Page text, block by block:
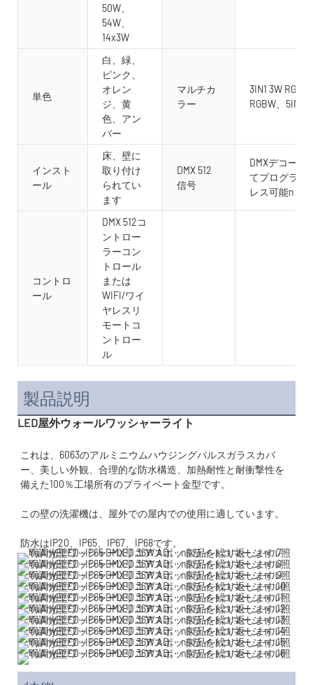
50W、
54W、
14x3W
単色
白、緑、
ピンク、
オレン
ジ、黄
色、アン
バー
マルチカ
ラー
3IN1 3W RGB
RGBW、5IN1
インスト
ール
床、壁に
取り付け
られてい
ます
DMX 512
信号
DMXデコーダ
てプログラム
レス可能n
コントロ
ール
DMX 512コ
ントロー
ラーコン
トロール
または
WIFI/ワイ
ヤレスリ
モートコ
ントロー
ル
製品説明
LED屋外ウォールワッシャーライト
これは、6063のアルミニウムハウジングパルスガラスカバ
ー、美しい外観、合理的な防水構造、加熱耐性と耐衝撃性を